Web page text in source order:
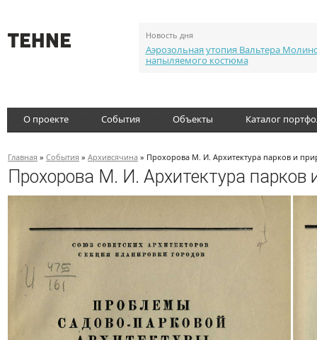
Новость дня
Аэрозольная утопия Вальтера
напыляемого костюма
О проекте События Объекты Каталог
Главная » События » Архивсячина » Прохорова М. И. Архитектура парков и
Прохорова М. И. Архитектура парков